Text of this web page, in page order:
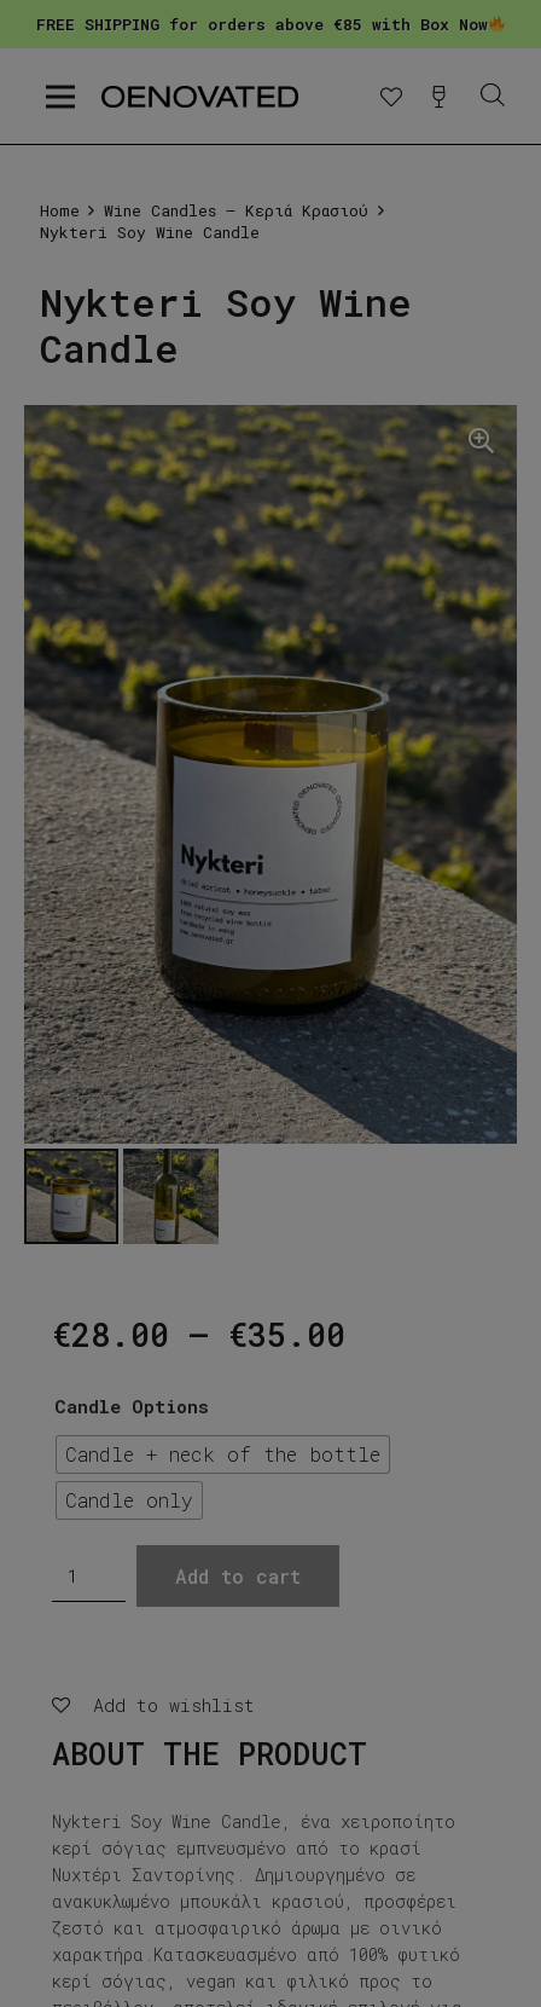
FREE SHIPPING for orders above €85 with Box Now
Home
Wine Candles – Κεριά Κρασιού
Nykteri Soy Wine Candle
Nykteri Soy Wine
Candle
€28.00 – €35.00
€35.00
Candle Options
Candle + neck of the bottle
Candle only
Soy
Add to cart
Add to wishlist
ABOUT THE PRODUCT
Nykteri Soy Wine Candle, ένα χειροποίητο
κερί σόγιας εμπνευσμένο από το κρασί
Νυχτέρι Σαντορίνης. Δημιουργημένο σε
ανακυκλωμένο μπουκάλι κρασιού, προσφέρει
ζεστό και ατμοσφαιρικό άρωμα με οινικό
χαρακτήρα.Κατασκευασμένο από 100% φυτικό
κερί σόγιας, vegan και φιλικό προς το